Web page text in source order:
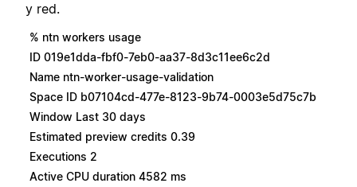
y red.
% ntn workers usage
ID 019e1dda-fbf0-7eb0-aa37-8d3c11ee6c2d
Name ntn-worker-usage-validation
Space ID b07104cd-477e-8123-9b74-0003e5d75c7b
Window Last 30 days
Estimated preview credits 0.39
Executions 2
Active CPU duration 4582 ms